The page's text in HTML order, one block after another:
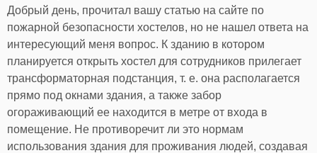
Добрый день, прочитал вашу статью на сайте по
пожарной безопасности хостелов, но не нашел ответа на
интересующий меня вопрос. К зданию в котором
планируется открыть хостел для сотрудников прилегает
трансформаторная подстанция, т. е. она располагается
прямо под окнами здания, а также забор
огораживающий ее находится в метре от входа в
помещение. Не противоречит ли это нормам
использования здания для проживания людей, создавая